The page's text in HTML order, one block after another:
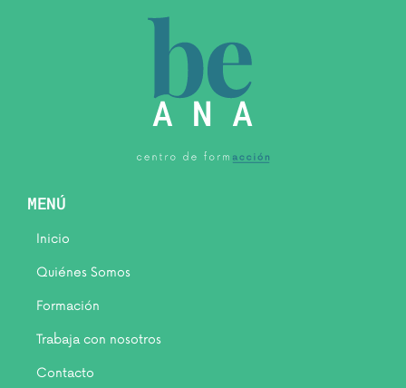
MENÚ
Inicio
Quiénes Somos
Formación
Trabaja con nosotros
Contacto